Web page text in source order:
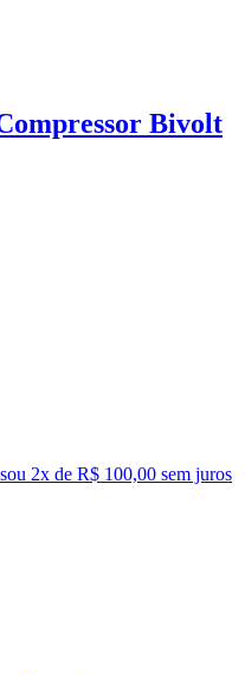
Bivolt
ou 2x de R$ 100,00 sem juros